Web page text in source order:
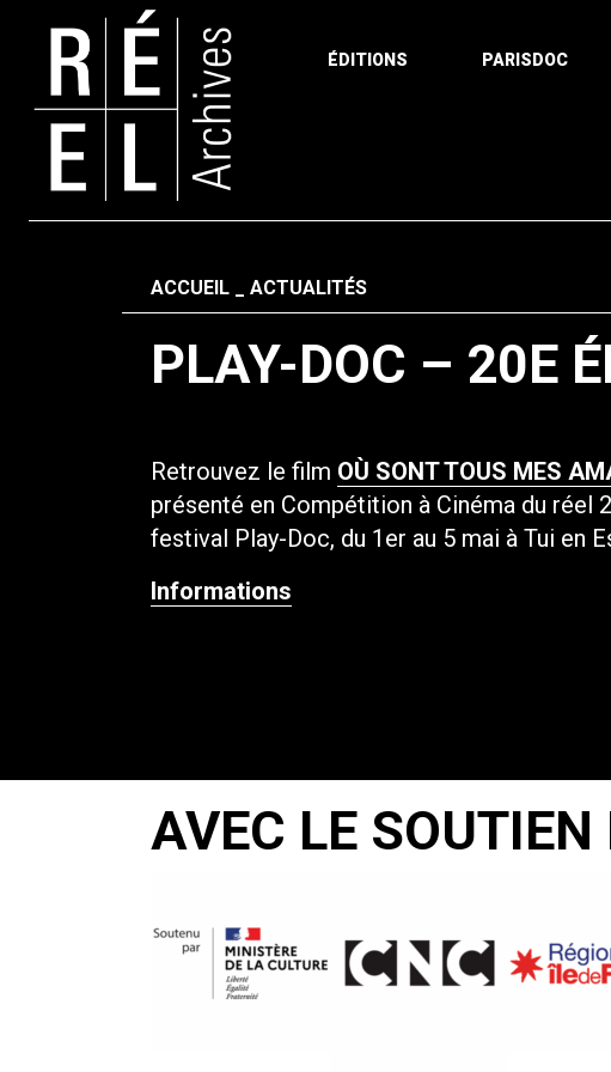
ÉDITIONS PARISDOC
Fil d'ariane
ACCUEIL ACTUALITÉS
PLAY-DOC – 20E
Retrouvez le film OÙ SONT TOUS MES
présenté en Compétition à Cinéma du réel
festival Play-Doc, du 1er au 5 mai à Tui en
Informations
AVEC LE SOUTIEN